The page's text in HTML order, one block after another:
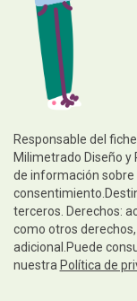
Responsable del
Milimetrado Diseño y
de información sobre
terceros. Derechos:
como otros
adicional.Puede
nuestra Política de